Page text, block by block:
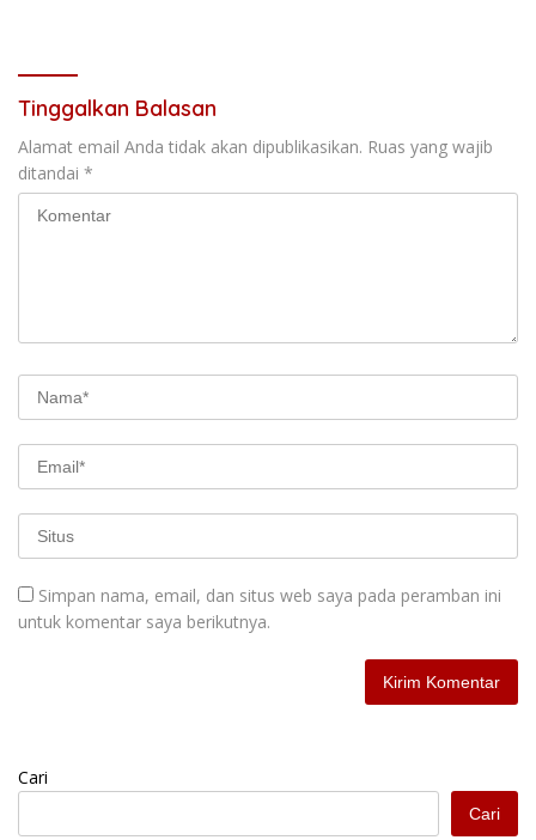
Tinggalkan Balasan
Alamat email Anda tidak akan dipublikasikan. Ruas yang wajib
ditandai *
Simpan nama, email, dan situs web saya pada peramban ini
untuk komentar saya berikutnya.
Cari
Cari